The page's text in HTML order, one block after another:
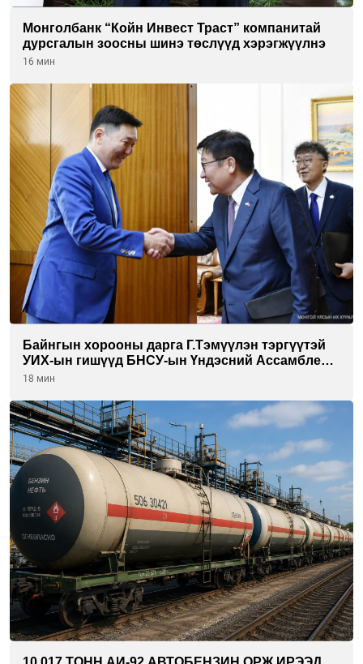
Монголбанк “Койн Инвест Траст” компанитай
дурсгалын зоосны шинэ төслүүд хэрэгжүүлнэ
16 мин
Байнгын хорооны дарга Г.Тэмүүлэн тэргүүтэй
УИХ-ын гишүүд БНСУ-ын Үндэсний Ассамблейн
гишүүдийг хүлээн авч уулзав
18 мин